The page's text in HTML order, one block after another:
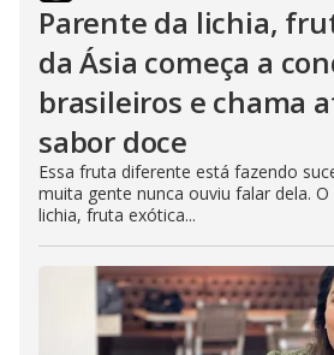
Parente da lichia,
da Ásia começa a
brasileiros e chama
sabor doce
Essa fruta diferente está fazendo
muita gente nunca ouviu falar dela.
lichia, fruta exótica...